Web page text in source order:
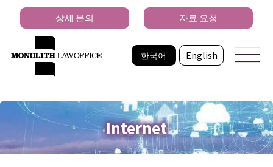
한국어 English
상세 문의 자료 요청
Internet